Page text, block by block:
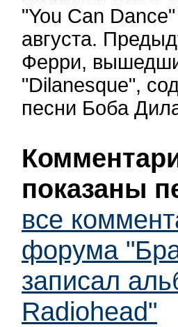
"You Can
августа.
Ферри,
"Dilanesque",
песни Боба
показаны
все
форума
записал
Radiohead"